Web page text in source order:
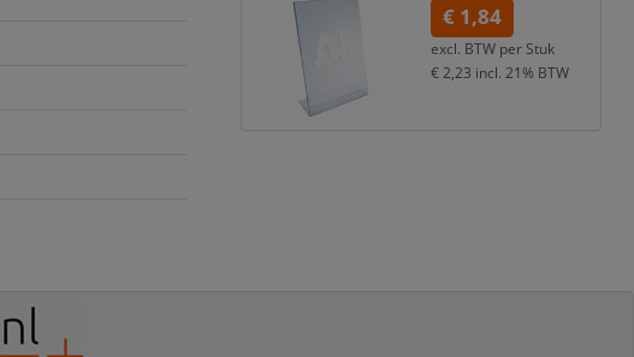
€ 1,84
excl. BTW per Stuk
€ 2,23 incl. 21% BTW